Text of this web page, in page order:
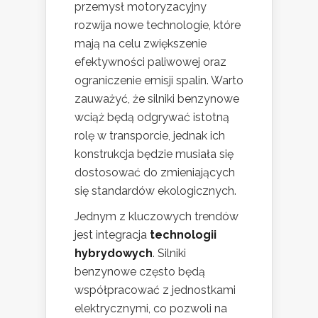
przemysł motoryzacyjny
rozwija nowe technologie, które
mają na celu zwiększenie
efektywności paliwowej oraz
ograniczenie emisji spalin. Warto
zauważyć, że silniki benzynowe
wciąż będą odgrywać istotną
rolę w transporcie, jednak ich
konstrukcja będzie musiała się
dostosować do zmieniających
się standardów ekologicznych.
Jednym z kluczowych trendów
jest integracja technologii
hybrydowych. Silniki
benzynowe często będą
współpracować z jednostkami
elektrycznymi, co pozwoli na